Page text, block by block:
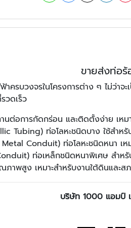
ขายส่งท่อ
ครบวงจรในโครงการต่าง ๆ ไม่ว่
วดเร็ว
ต่อการกัดกร่อน และติดตั้งง่าย เหม
Tubing) ท่อโลหะชนิดบาง ใช้สำหรั
Conduit) ท่อโลหะชนิดหนา เห
ท่อเหล็กชนิดหนาพิเศษ สำห
าพสูง เหมาะสำหรับงานใต้ดินและ
บริษัท 1000 แอมป์